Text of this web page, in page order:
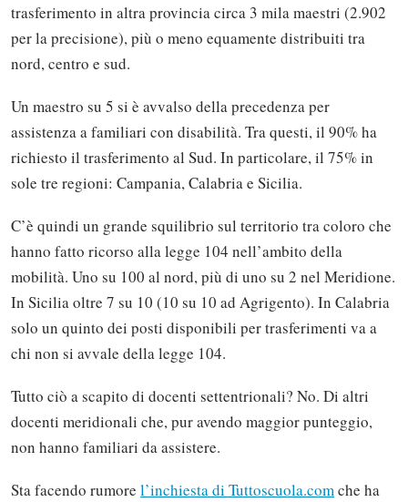
trasferimento in altra provincia circa 3 mila maestri (2.902
per la precisione), più o meno equamente distribuiti tra
nord, centro e sud.
Un maestro su 5 si è avvalso della precedenza per
assistenza a familiari con disabilità. Tra questi, il 90% ha
richiesto il trasferimento al Sud. In particolare, il 75% in
sole tre regioni: Campania, Calabria e Sicilia.
C’è quindi un grande squilibrio sul territorio tra coloro che
hanno fatto ricorso alla legge 104 nell’ambito della
mobilità. Uno su 100 al nord, più di uno su 2 nel Meridione.
In Sicilia oltre 7 su 10 (10 su 10 ad Agrigento). In Calabria
solo un quinto dei posti disponibili per trasferimenti va a
chi non si avvale della legge 104.
Tutto ciò a scapito di docenti settentrionali? No. Di altri
docenti meridionali che, pur avendo maggior punteggio,
non hanno familiari da assistere.
Sta facendo rumore l’inchiesta di Tuttoscuola.comche ha